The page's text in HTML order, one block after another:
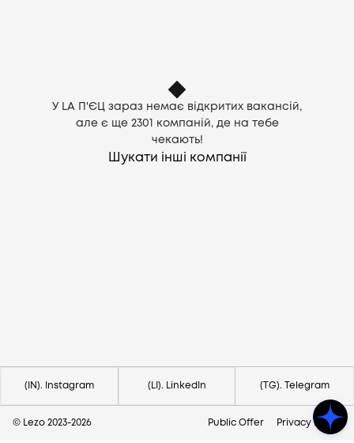
У LA П'ЄЦ зараз немає відкритих вакансій,
але є ще 2301
компаній, де на тебе
чекають!
Шукати інші компанії
(IN). Instagram (LI). LinkedIn (TG). Telegram
© Lezo 2023-2026 Public Offer Privacy Policy